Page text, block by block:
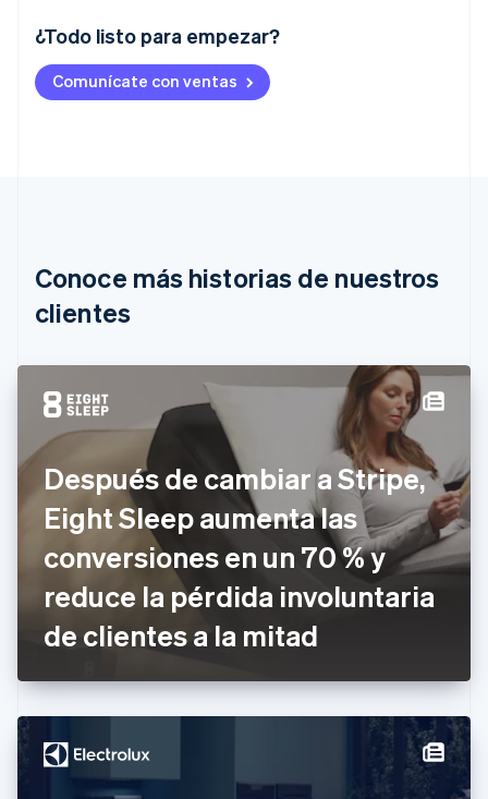
¿Todo listo para empezar?
Comunícate con ventas
Conoce más historias de nuestros
clientes
Después de cambiar a Stripe,
Eight Sleep aumenta las
conversiones en un 70 % y
reduce la pérdida involuntaria
de clientes a la mitad
Alemania
DeutschEnglish
Australia
Bulgaria
English
Canadá
China continental
Chipre
English
EnglishItaliano
Dinamarca
English
Emiratos Árabes Unidos
English
Eslovaquia
Eslovenia
España
English Español
Estonia
English